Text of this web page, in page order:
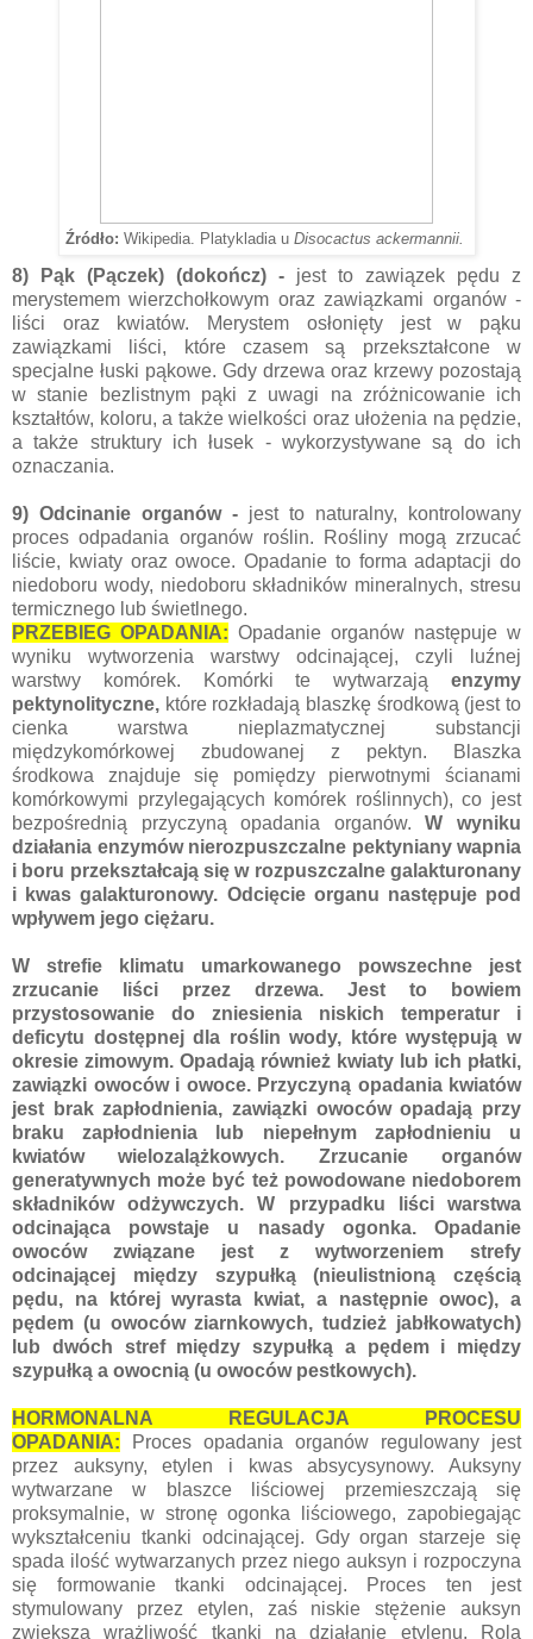
Źródło: Wikipedia. Platykladia u Disocactus ackermannii.
8) Pąk (Pączek) (dokończ) - jest to zawiązek pędu z
merystemem wierzchołkowym oraz zawiązkami organów -
liści oraz kwiatów. Merystem osłonięty jest w pąku
zawiązkami liści, które czasem są przekształcone w
specjalne łuski pąkowe. Gdy drzewa oraz krzewy pozostają
w stanie bezlistnym pąki z uwagi na zróżnicowanie ich
kształtów, koloru, a także wielkości oraz ułożenia na pędzie,
a także struktury ich łusek - wykorzystywane są do ich
oznaczania.
9) Odcinanie organów - jest to naturalny, kontrolowany
proces odpadania organów roślin. Rośliny mogą zrzucać
liście, kwiaty oraz owoce. Opadanie to forma adaptacji do
niedoboru wody, niedoboru składników mineralnych, stresu
termicznego lub świetlnego.
PRZEBIEG OPADANIA: Opadanie organów następuje w
wyniku wytworzenia warstwy odcinającej, czyli luźnej
warstwy komórek. Komórki te wytwarzają enzymy
pektynolityczne, które rozkładają blaszkę środkową (jest to
cienka warstwa nieplazmatycznej substancji
międzykomórkowej zbudowanej z pektyn. Blaszka
środkowa znajduje się pomiędzy pierwotnymi ścianami
komórkowymi przylegających komórek roślinnych), co jest
bezpośrednią przyczyną opadania organów.W wyniku
działania enzymów nierozpuszczalne pektyniany wapnia
i boru przekształcają się w rozpuszczalne galakturonany
i kwas galakturonowy. Odcięcie organu następuje pod
wpływem jego ciężaru.
W strefie klimatu umarkowanego powszechne jest
zrzucanie liści przez drzewa. Jest to bowiem
przystosowanie do zniesienia niskich temperatur i
deficytu dostępnej dla roślin wody, które występują w
okresie zimowym. Opadają również kwiaty lub ich płatki,
zawiązki owoców i owoce. Przyczyną opadania kwiatów
jest brak zapłodnienia, zawiązki owoców opadają przy
braku zapłodnienia lub niepełnym zapłodnieniu u
kwiatów wielozalążkowych. Zrzucanie organów
generatywnych może być też powodowane niedoborem
składników odżywczych. W przypadku liści warstwa
odcinająca powstaje u nasady ogonka. Opadanie
owoców związane jest z wytworzeniem strefy
odcinającej między szypułką (nieulistnioną częścią
pędu, na której wyrasta kwiat, a następnie owoc), a
pędem (u owoców ziarnkowych, tudzież jabłkowatych)
lub dwóch stref między szypułką a pędem i między
szypułką a owocnią (u owoców pestkowych).
HORMONALNA REGULACJA PROCESU
OPADANIA:
Proces opadania organów regulowany jest
przez auksyny, etylen i kwas absycysynowy. Auksyny
wytwarzane w blaszce liściowej przemieszczają się
proksymalnie, w stronę ogonka liściowego, zapobiegając
wykształceniu tkanki odcinającej. Gdy organ starzeje się
spada ilość wytwarzanych przez niego auksyn i rozpoczyna
się formowanie tkanki odcinającej. Proces ten jest
stymulowany przez etylen, zaś niskie stężenie auksyn
zwiększa wrażliwość tkanki na działanie etylenu. Rola